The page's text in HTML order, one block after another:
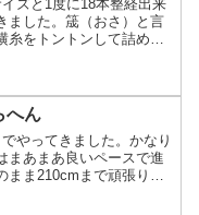
ズと1度に18本整経出来
ました。筬（おさ）と言
糸をトントンして詰める
歯の幅も狭くなるので通
0.5...
へん
やってきました。かなり
まあまあ良いペースで進
まま210cmまで頑張りた